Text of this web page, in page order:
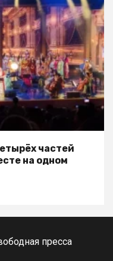
частей
на одном
пресса